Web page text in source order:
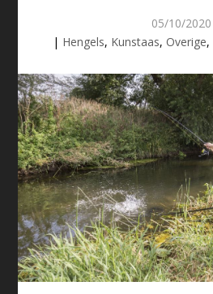
05/10/2020
| Hengels, Kunstaas, Overige,